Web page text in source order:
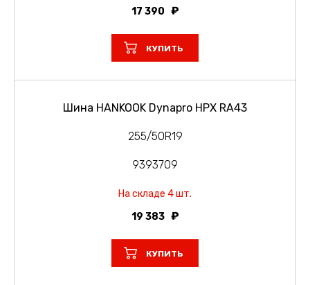
17 390
КУПИТЬ
Шина HANKOOK Dynapro HPX RA43
255/50R19
9393709
На складе 4 шт.
19 383
КУПИТЬ